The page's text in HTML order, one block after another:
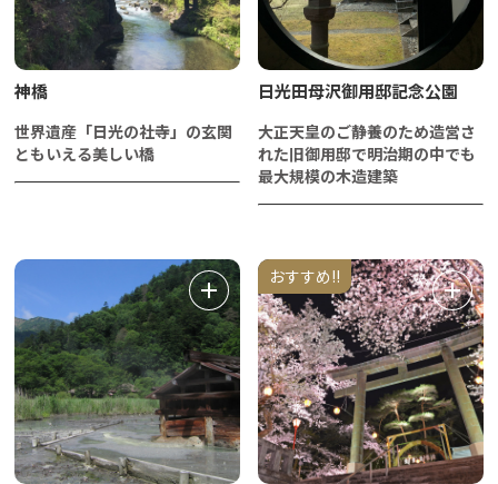
神橋
世界遺産「日光の社寺」の玄関
ともいえる美しい橋
日光田母沢御用邸記念公園
大正天皇のご静養のため造営さ
れた旧御用邸で明治期の中でも
最大規模の木造建築
おすすめ!!